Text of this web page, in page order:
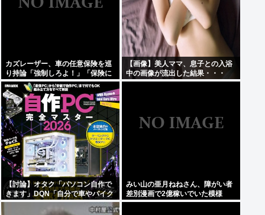
カズレーザー、車の任意保険を巡
り持論「強制しろよ！」「保険に
も入れないヤツは運転すんなよ」
【画像】美人ママ、息子との入浴
中の画像が流出した結果・・・
【討論】オタク「パソコン自作で
きます」DQN「自分で車やバイク
いじれます」
みい山の亜月ねねさん、障がい者
差別漫画で2億稼いでいた模様
www